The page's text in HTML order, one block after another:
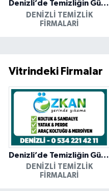
Denizli’de Temizliğin Güvenilir Adresi: Özkan Yerinde Yıkama
DENIZLI TEMIZLIK
FIRMALARI
Vitrindeki Firmalar
Denizli’de Temizliğin Güvenilir Adresi: Özkan Yerinde Yıkama
DENIZLI TEMIZLIK
FIRMALARI